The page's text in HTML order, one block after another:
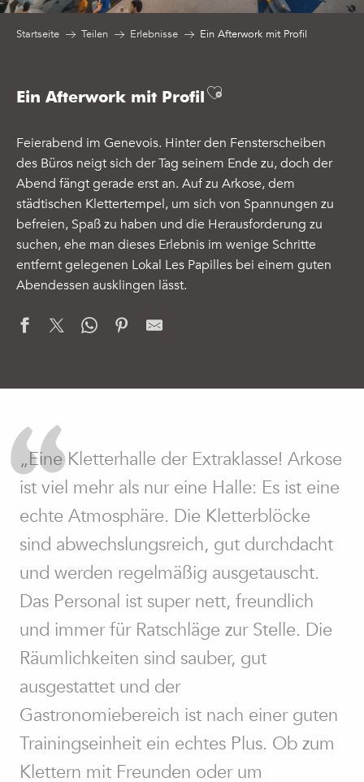
Startseite Teilen Erlebnisse Ein Afterwork mit Profil
Ein Afterwork mit ProfilAjouter aux
Feierabend im Genevois. Hinter den Fensterscheiben
des Büros neigt sich der Tag seinem Ende zu, doch der
Abend fängt gerade erst an. Auf zu Arkose, dem
städtischen Klettertempel, um sich von Spannungen zu
befreien, Spaß zu haben und die Herausforderung zu
suchen, ehe man dieses Erlebnis im wenige Schritte
entfernt gelegenen Lokal Les Papilles bei einem guten
Abendessen ausklingen lässt.
„Eine Kletterhalle der Extraklasse! Arkose
ist viel mehr als nur eine Halle: Es ist eine
echte Atmosphäre. Die Kletterblöcke
sind abwechslungsreich, gut durchdacht
und werden regelmäßig ausgetauscht.
Das Personal ist super nett, freundlich
und immer für Ratschläge zur Stelle. Die
Räumlichkeiten sind sauber, gut
ausgestattet und der
Gastronomiebereich ist nach einer guten
Trainingseinheit ein echtes Plus. Ob zum
Klettern mit Freunden oder um